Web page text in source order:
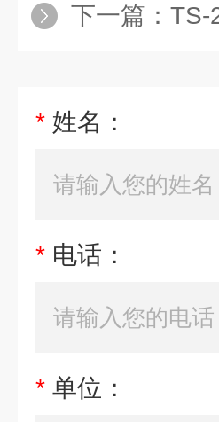
下一篇： TS-
* 姓名：
* 电话：
* 单位：